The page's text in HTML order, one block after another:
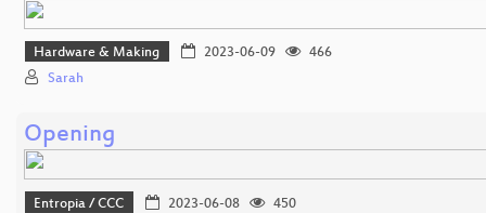
Hardware & Making 2023-06-09
466
Sarah
Opening
Entropia / CCC 2023-06-08
450